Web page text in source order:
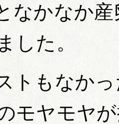
なかなか
した。
トもなか
モヤモヤ